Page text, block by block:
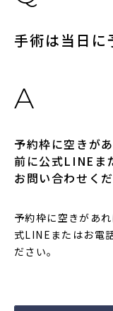
手術は当日に
予約枠に空きが
前に公式LINEま
お問い合わせくだ
予約枠に空きがあ
式LINEまたはお電
ださい。